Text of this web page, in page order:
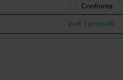
Confronta
Vedi i prodotti